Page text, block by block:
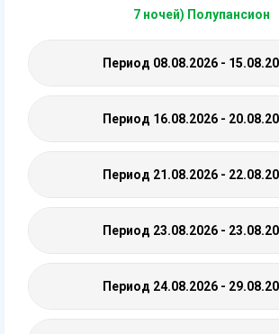
7 ночей) Полупансион
Период 08.08.2026 -
Период 16.08.2026 -
Период 21.08.2026 -
Период 23.08.2026 -
Период 24.08.2026 -